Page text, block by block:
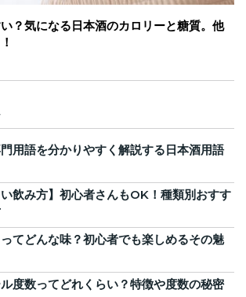
？気になる日本酒のカロリーと糖質。他
用語を分かりやすく解説する日本酒用語
い飲み方】初心者さんもOK！種類別おすす
てどんな味？初心者でも楽しめるその魅
度数ってどれくらい？特徴や度数の秘密